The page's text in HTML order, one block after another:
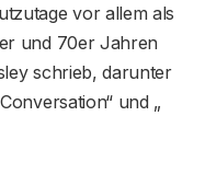
vor allem als
und 70er Jahren
schrieb, darunter
und „